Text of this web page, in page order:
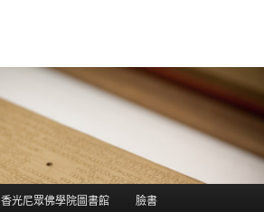
香光尼眾佛學院圖書館 臉書